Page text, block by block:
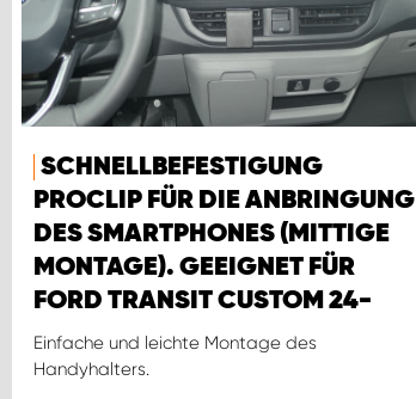
SCHNELLBEFESTIGUNG
PROCLIP FÜR DIE ANBRINGUNG
DES SMARTPHONES (MITTIGE
MONTAGE). GEEIGNET FÜR
FORD TRANSIT CUSTOM 24-
Einfache und leichte Montage des
Handyhalters.